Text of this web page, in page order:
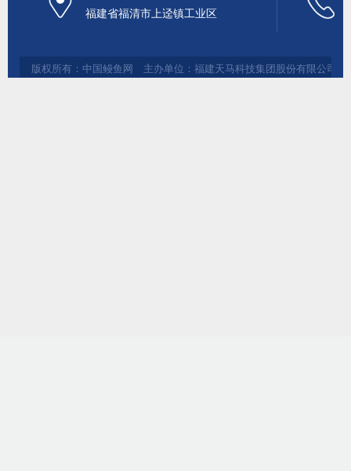
福建省福清市上迳镇工业区
版权所有：中国鳗鱼网 主办单位：福建天马科技集团股份有限公司